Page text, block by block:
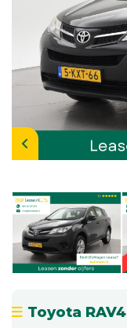
Toyota RAV4